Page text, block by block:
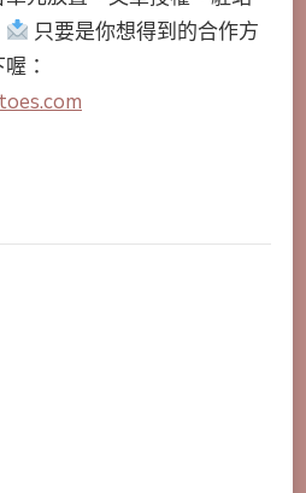
只要是你想得到的合作方
：